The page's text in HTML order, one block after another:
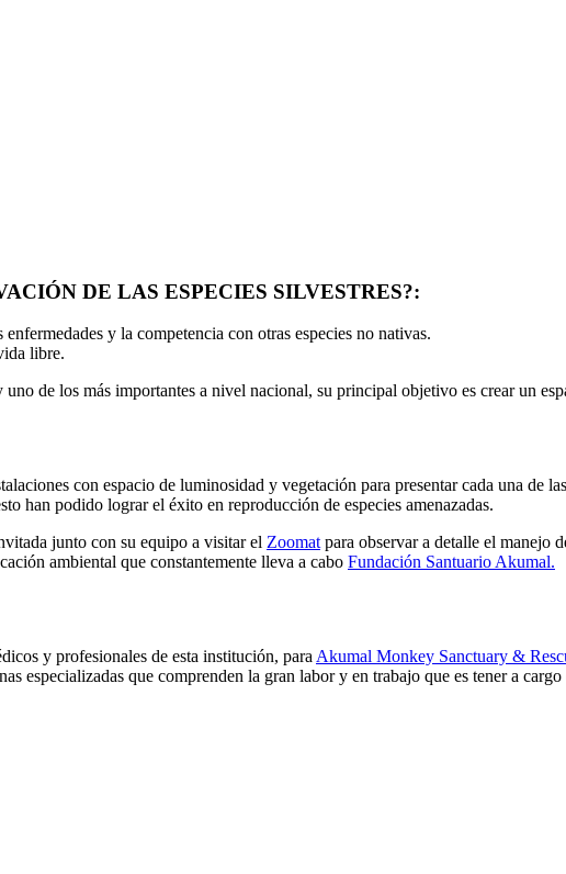
DE LAS ESPECIES SILVESTRES?:
y la competencia con otras especies no nativas.
libre.
de los más importantes a nivel nacional, su principal objetivo es crear un
con espacio de luminosidad y vegetación para presentar cada una de
han podido lograr el éxito en reproducción de especies amenazadas.
junto con su equipo a visitar el Zoomat para observar a detalle el manejo
ambiental que constantemente lleva a cabo Fundación Santuario Akumal.
y profesionales de esta institución, para Akumal Monkey Sanctuary &
especializadas que comprenden la gran labor y en trabajo que es tener a